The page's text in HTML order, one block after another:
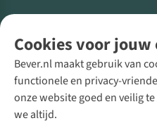
Cookies voor
Bever.nl maakt gebruik van
functionele en privacy-
onze website goed en veilig
we altijd.
Direct advies van een